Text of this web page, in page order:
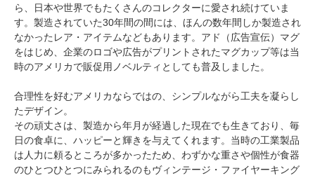
ら、日本や世界でもたくさんのコレクターに愛され続けていま
す。製造されていた30年間の間には、ほんの数年間しか製造され
なかったレア・アイテムなどもあります。アド（広告宣伝）マグ
をはじめ、企業のロゴや広告がプリントされたマグカップ等は当
時のアメリカで販促用ノベルティとしても普及しました。
合理性を好むアメリカならではの、シンプルながら工夫を凝らし
たデザイン。
その頑丈さは、製造から年月が経過した現在でも生きており、毎
日の食卓に、ハッピーと輝きを与えてくれます。当時の工業製品
は人力に頼るところが多かったため、わずかな重さや個性が食器
のひとつひとつにみられるのもヴィンテージ・ファイヤーキング